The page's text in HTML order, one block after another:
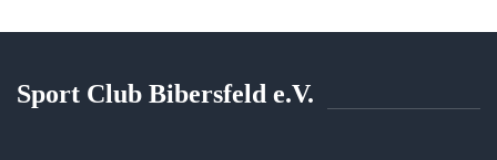
Sport Club Bibersfeld e.V.